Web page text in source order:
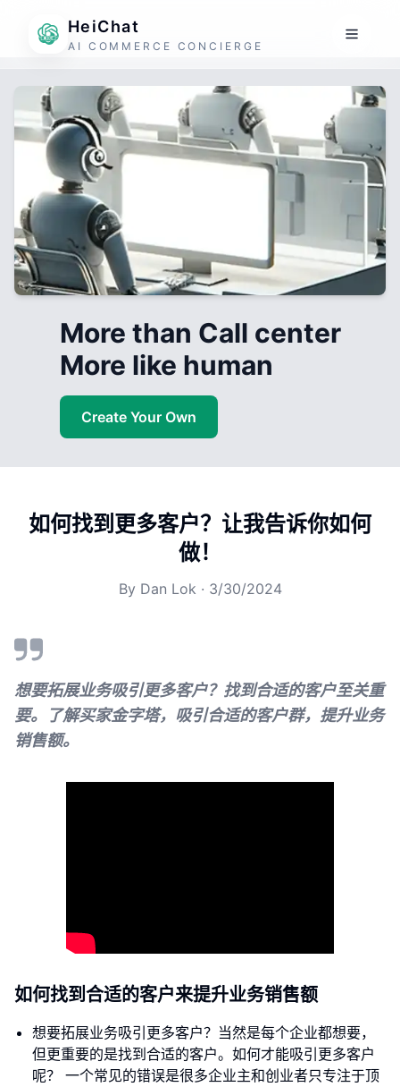
HeiChat
AI COMMERCE CONCIERGE
More than Call center
More like human
Create Your Own
如何找到更多客户？让我告诉你如何
做！
By Dan Lok · 3/30/2024
想要拓展业务吸引更多客户？找到合适的客户至关重
要。了解买家金字塔，吸引合适的客户群，提升业务
销售额。
如何找到合适的客户来提升业务销售额
想要拓展业务吸引更多客户？当然是每个企业都想要，
但更重要的是找到合适的客户。如何才能吸引更多客户
呢？ 一个常见的错误是很多企业主和创业者只专注于顶